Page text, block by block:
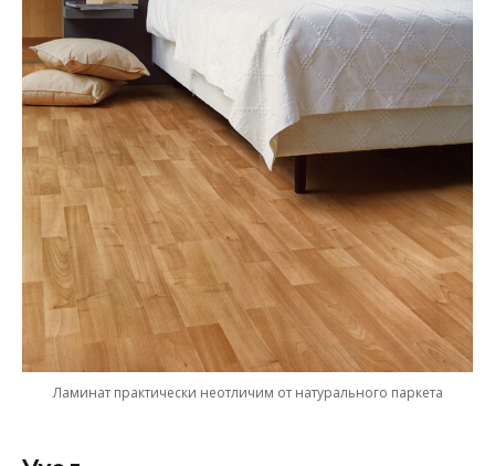
Ламинат практически неотличим от натурального паркета